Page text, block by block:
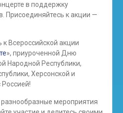
в поддержку
Присоединяйтесь к акции —
к Всероссийской акции
», приуроченной Дню
Народной Республики,
Херсонской и
мероприятия